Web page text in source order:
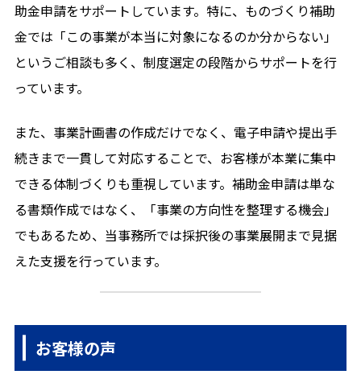
助金申請をサポートしています。特に、ものづくり補助
金では「この事業が本当に対象になるのか分からない」
というご相談も多く、制度選定の段階からサポートを行
っています。
また、事業計画書の作成だけでなく、電子申請や提出手
続きまで一貫して対応することで、お客様が本業に集中
できる体制づくりも重視しています。補助金申請は単な
る書類作成ではなく、「事業の方向性を整理する機会」
でもあるため、当事務所では採択後の事業展開まで見据
えた支援を行っています。
お客様の声